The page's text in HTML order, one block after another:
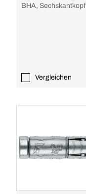
BHA, Sechskantkopf
Vergleichen